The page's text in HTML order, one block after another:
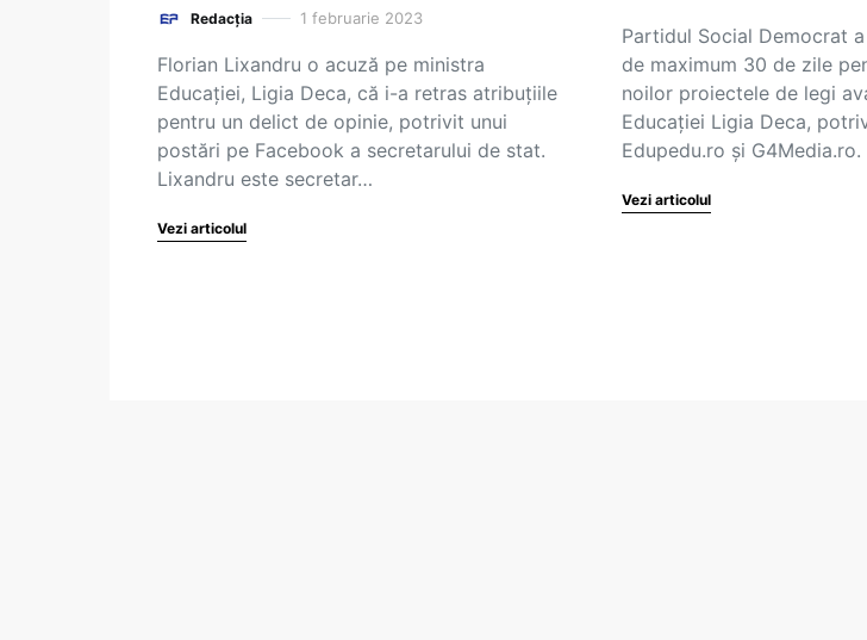
Redacția 1 februarie 2023
Florian Lixandru o acuză pe ministra
Educației, Ligia Deca, că i-a retras atribuțiile
pentru un delict de opinie, potrivit unui
postări pe Facebook a secretarului de stat.
Lixandru este secretar…
Vezi articolul
Partidul Social Democrat
de maximum 30 de zile
noilor proiectele de legi
Educației Ligia Deca,
Edupedu.ro și
Vezi articolul